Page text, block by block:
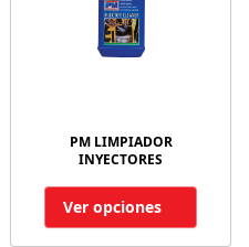
PM LIMPIADOR
INYECTORES
Ver opciones